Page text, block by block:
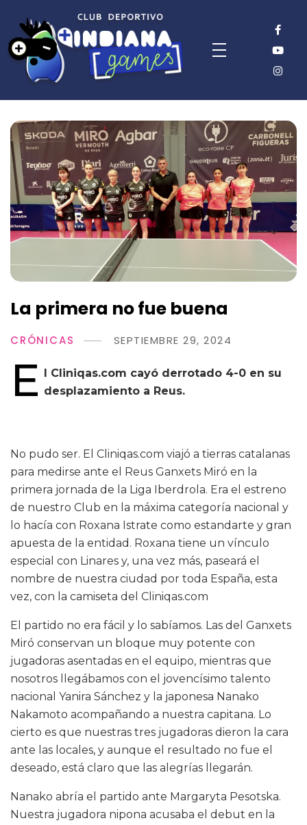
La primera no fue buena
SEPTIEMBRE 29, 2024
CRÓNICAS
E
l Cliniqas.com cayó derrotado 4-0 en su
desplazamiento a Reus.
No pudo ser. El Cliniqas.com viajó a tierras catalanas
para medirse ante el Reus Ganxets Miró en la
primera jornada de la Liga Iberdrola. Era el estreno
de nuestro Club en la máxima categoría nacional y
lo hacía con Roxana Istrate como estandarte y gran
apuesta de la entidad. Roxana tiene un vínculo
especial con Linares y, una vez más, paseará el
nombre de nuestra ciudad por toda España, esta
vez, con la camiseta del Cliniqas.com
El partido no era fácil y lo sabíamos. Las del Ganxets
Miró conservan un bloque muy potente con
jugadoras asentadas en el equipo, mientras que
nosotros llegábamos con el jovencísimo talento
nacional Yanira Sánchez y la japonesa Nanako
Nakamoto acompañando a nuestra capitana. Lo
cierto es que nuestras tres jugadoras dieron la cara
ante las locales, y aunque el resultado no fue el
deseado, está claro que las alegrías llegarán.
Nanako abría el partido ante Margaryta Pesotska.
Nuestra jugadora nipona acusaba el debut en la